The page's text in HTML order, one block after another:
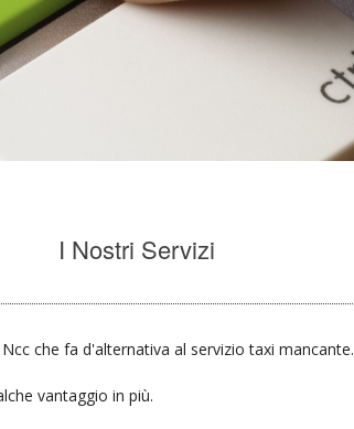
I Nostri Servizi
che fa d'alternativa al servizio taxi mancante.
vantaggio in più.